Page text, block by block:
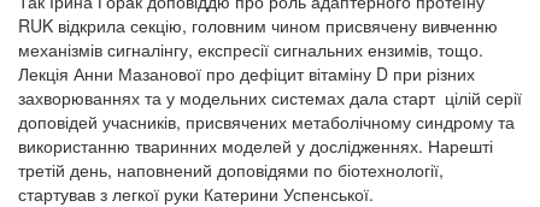
RUK відкрила секцію, головним чином присвячену вивченню
механізмів сигналінгу, експресії сигнальних ензимів, тощо.
Лекція Анни Мазанової про дефіцит вітаміну D при різних
захворюваннях та у модельних системах дала старт цілій серії
доповідей учасників, присвячених метаболічному синдрому та
використанню тваринних моделей у дослідженнях. Нарешті
третій день, наповнений доповідями по біотехнології,
стартував з легкої руки Катерини Успенської.